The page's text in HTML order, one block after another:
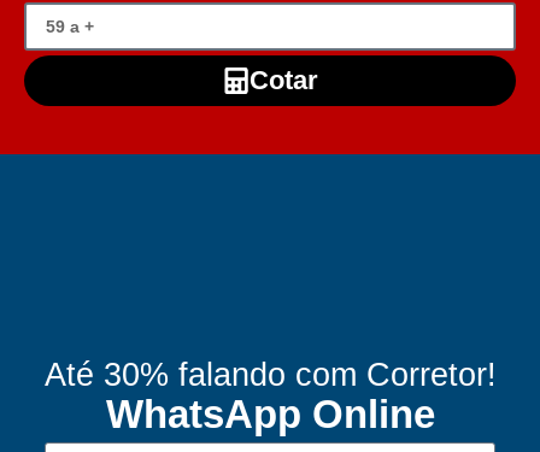
Cotar
Até 30% falando com Corretor!
WhatsApp Online